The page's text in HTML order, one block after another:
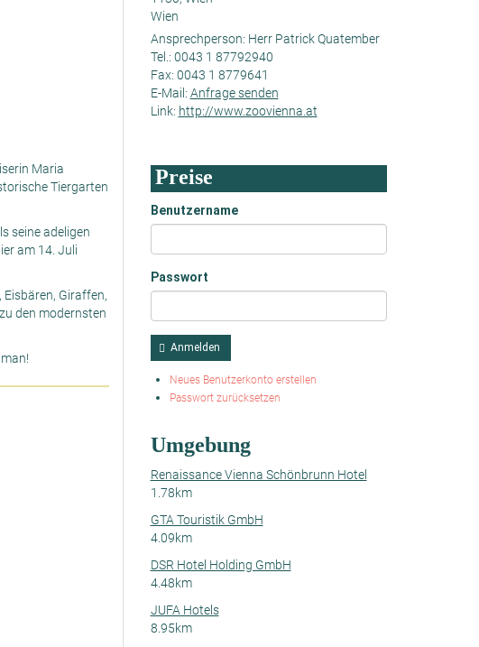
Maria
Tiergarten
seine adeligen
am 14. Juli
Giraffen,
den modernsten
Wien
Ansprechperson: Herr Patrick Quatember
Tel.: 0043 1 87792940
Fax: 0043 1 8779641
E-Mail: Anfrage senden
Link: http://www.zoovienna.at
Preise
Benutzername
Passwort
Anmelden
Neues Benutzerkonto erstellen
Passwort zurücksetzen
Umgebung
Renaissance Vienna Schönbrunn Hotel
1.78km
GTA Touristik GmbH
4.09km
DSR Hotel Holding GmbH
4.48km
JUFA Hotels
8.95km